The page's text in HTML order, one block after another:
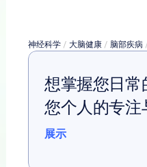
神经科学 / 大脑健康 / 脑部疾病
想掌握您日
您个人的专注
展示